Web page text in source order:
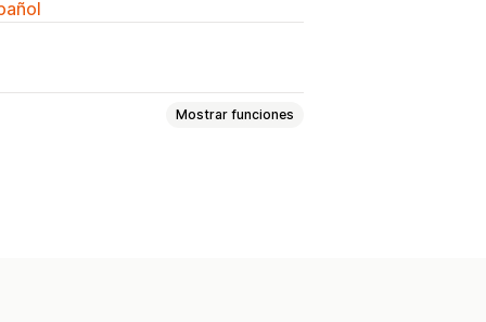
Mostrar funciones